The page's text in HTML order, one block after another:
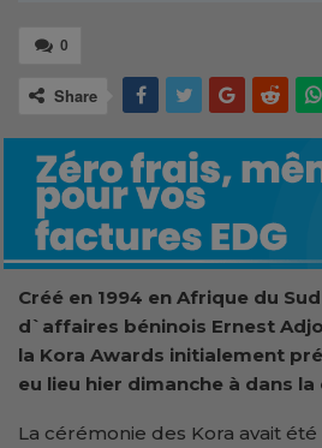
0
Share
Créé en 1994 en Afrique du
d`affaires béninois Ernest
la Kora Awards initialement
eu lieu hier dimanche à dans
La cérémonie des Kora avait